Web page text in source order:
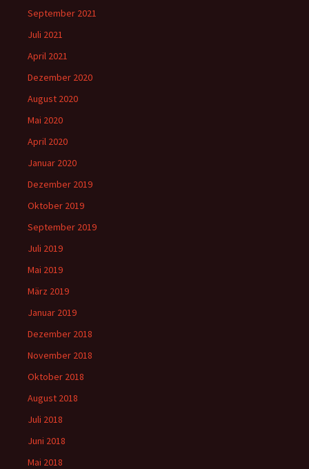
September 2021
Juli 2021
April 2021
Dezember 2020
August 2020
Mai 2020
April 2020
Januar 2020
Dezember 2019
Oktober 2019
September 2019
Juli 2019
Mai 2019
März 2019
Januar 2019
Dezember 2018
November 2018
Oktober 2018
August 2018
Juli 2018
Juni 2018
Mai 2018